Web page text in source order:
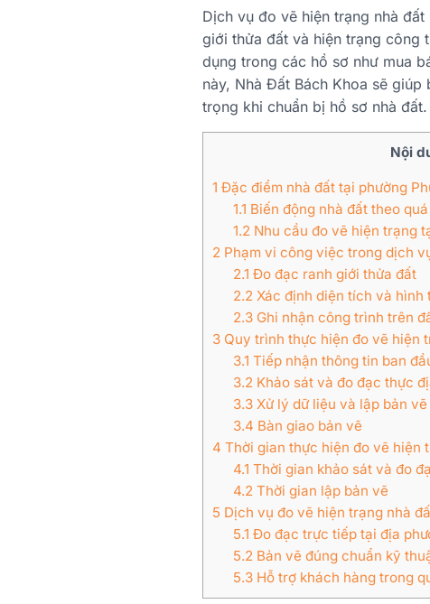
Dịch vụ đo vẽ hiện trạng nhà
giới thửa đất và hiện trạng công
dụng trong các hồ sơ như mua
này, Nhà Đất Bách Khoa sẽ
trọng khi chuẩn bị hồ sơ nhà đất.
Nội
1 Đặc điểm nhà đất tại phường
1.1 Biến động nhà đất theo
1.2Nhu cầu đo vẽ hiện trạng
2 Phạm vi công việc trong dịch
2.1 Đo đạc ranh giới thửa đất
2.2Xác định diện tích và hình
2.3Ghi nhận công trình trên
3 Quy trình thực hiện đo vẽ hiện
3.1 Tiếp nhận thông tin ban
3.2Khảo sát và đo đạc thực
3.3Xử lý dữ liệu và lập bản vẽ
3.4 Bàn giao bản vẽ
4 Thời gian thực hiện đo vẽ hiện
4.1 Thời gian khảo sát và đo
4.2Thời gian lập bản vẽ
5 Dịch vụ đo vẽ hiện trạng nhà
5.1 Đo đạc trực tiếp tại địa
5.2Bản vẽ đúng chuẩn kỹ
5.3Hỗ trợ khách hàng trong